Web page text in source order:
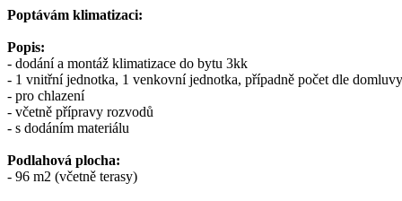
Poptávám klimatizaci:
Popis:
- dodání a montáž klimatizace do bytu 3kk
- 1 vnitřní jednotka, 1 venkovní jednotka, případně počet dle domluvy
- pro chlazení
- včetně přípravy rozvodů
- s dodáním materiálu
Podlahová plocha:
- 96 m2 (včetně terasy)